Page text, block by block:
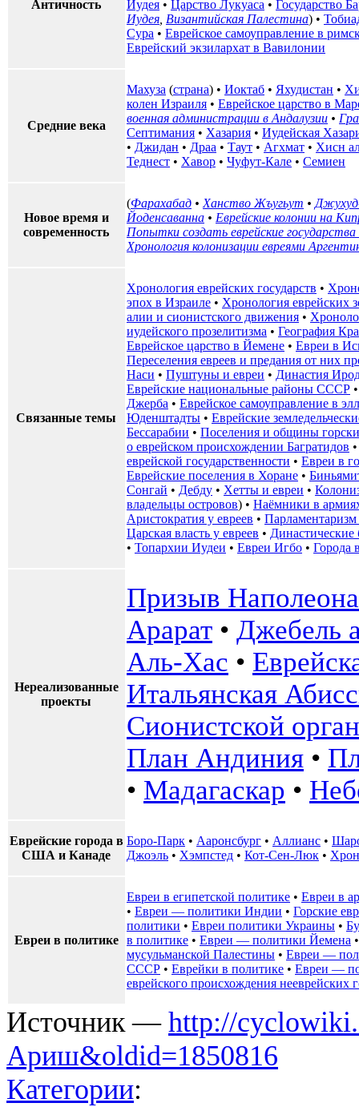
Античность Иудея • Царство Лукуаса • Государство
Иудея, Византийская Палестина) •
Сура • Еврейское самоуправление в
Еврейский экзилархат в Вавилонии
Средние века
Махуза (страна) • Иоктаб • Яхудистан •
колен Израиля • Еврейское царство в
военная администрации в Андалузии •
Септимания • Хазария • Иудейская
• Джидан • Драа • Таут • Агхмат • Хисн
Теднест • Хавор • Чуфут-Кале • Семиен
Новое время и
современность
(Фарахабад •Ханство Жъугьут •
Йоденсаванна • Еврейские колонии на
Попытки создать еврейские государства
Хронология колонизации евреями
Связанные темы
Хронология еврейских государств •
эпох в Израиле • Хронология еврейских
алии и сионистского движения •
иудейского прозелитизма • География
Еврейское царство в Йемене • Евреи в
Переселения евреев и предания от них
Наси • Пуштуны и евреи • Династия
Еврейские национальные районы СССР
Джерба • Еврейское самоуправление в
Юденштадты • Еврейские
Бессарабии • Поселения и общины
о еврейском происхождении Багратидов
еврейской государственности • Евреи в
Еврейские поселения в Хоране •
Сонгай • Дебду • Хетты и евреи •
владельцы островов) • Наёмники в
Аристократия у евреев • Парламентаризм
Царская власть у евреев • Династические
• Топархии Иудеи • Евреи Игбо • Города
Нереализованные
проекты
Призыв Наполеона
Арарат • Джебель
Аль-Хас •
Итальянская
Сионистской
План Андиния •
• Мадагаскар •
Еврейские города в
США и Канаде
Боро-Парк • Ааронсбург • Аллианс •
Джоэль • Хэмпстед • Кот-Сен-Люк •
Евреи в политике
Евреи в египетской политике • Евреи в
• Евреи — политики Индии • Горские
политики • Евреи политики Украины •
в политике • Евреи — политики Йемена
мусульманской Палестины • Евреи —
СССР • Еврейки в политике • Евреи —
еврейского происхождения нееврейских
Источник — http://
Ариш&oldid=1850816
Категории: